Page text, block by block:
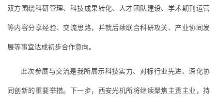
双方围绕科研管理、科技成果转化、人才团队建设、学术期刊运营
等内容分享经验、交流思路，并就后续联合科研攻关、产业协同发
展等事宜达成初步合作意向。
此次参展与交流是我所展示科技实力、对标行业先进、深化协
同创新的重要举措。下一步，西安光机所将继续聚焦主责主业，持